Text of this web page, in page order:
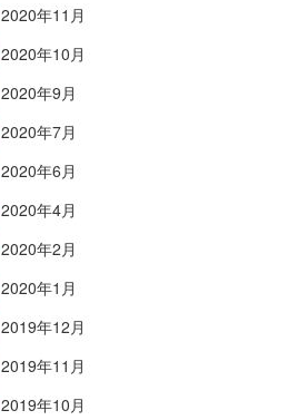
2020年11月
2020年10月
2020年9月
2020年7月
2020年6月
2020年4月
2020年2月
2020年1月
2019年12月
2019年11月
2019年10月